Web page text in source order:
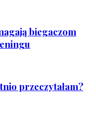
biegaczom
przeczytałam?